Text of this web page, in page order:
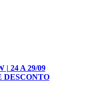
| 24 A 29/09
DESCONTO